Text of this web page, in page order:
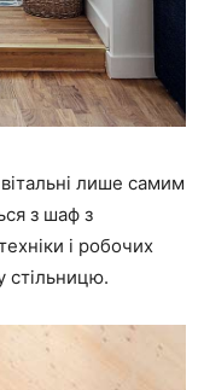
лише самим
з шаф з
і робочих
стільницю.